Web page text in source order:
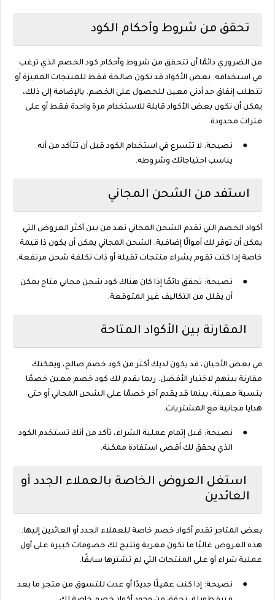
تحقق من شروط وأحكام الكود
من الضروري دائمًا أن تتحقق من شروط وأحكام كود الخصم الذي ترغب
في استخدامه. بعض الأكواد قد تكون صالحة فقط للمنتجات المميزة أو
تتطلب إنفاق حد أدنى معين للحصول على الخصم. بالإضافة إلى ذلك،
يمكن أن تكون بعض الأكواد قابلة للاستخدام مرة واحدة فقط أو على
فترات محدودة.
●
نصيحة: لا تتسرع في استخدام الكود قبل أن تتأكد من أنه
يناسب احتياجاتك وشروطه.
استفد من الشحن المجاني
أكواد الخصم التي تقدم الشحن المجاني تعد من بين أكثر العروض التي
يمكن أن توفر لك أموالًا إضافية. الشحن المجاني يمكن أن يكون ذا قيمة
خاصة إذا كنت تقوم بشراء منتجات ثقيلة أو ذات تكلفة شحن مرتفعة.
●
نصيحة: تحقق دائمًا إذا كان هناك كود شحن مجاني متاح يمكن
أن يقلل من التكاليف غير المتوقعة.
المقارنة بين الأكواد المتاحة
في بعض الأحيان، قد يكون لديك أكثر من كود خصم صالح، ويمكنك
مقارنة بينهم لاختيار الأفضل. ربما يقدم لك كود خصم معين خصمًا
بنسبة معينة، بينما قد يقدم آخر خصمًا على الشحن المجاني أو حتى
هدايا مجانية مع المشتريات.
●
نصيحة: قبل إتمام عملية الشراء، تأكد من أنك تستخدم الكود
الذي يحقق لك أقصى استفادة ممكنة.
استغل العروض الخاصة بالعملاء الجدد أو
العائدين
بعض المتاجر تقدم أكواد خصم خاصة للعملاء الجدد أو العائدين إليها.
هذه العروض غالبًا ما تكون مغرية وتتيح لك خصومات كبيرة على أول
عملية شراء أو على المنتجات التي لم تشترها سابقًا.
●
نصيحة: إذا كنت عميلًا جديدًا أو عدت للتسوق من متجر ما بعد